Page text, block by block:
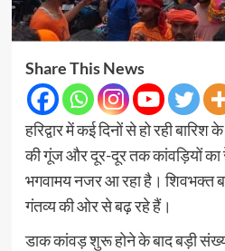
Share This News
हरिद्वार में कई दिनों से हो रही
की गूंज और दूर-दूर तक कांवड़ियों का
भगवामय नजर आ रहा है। शिवभक्त
गंतव्य की ओर से बढ़ रहे हैं।
डाक कांवड़ शुरू होने के बाद बड़ी